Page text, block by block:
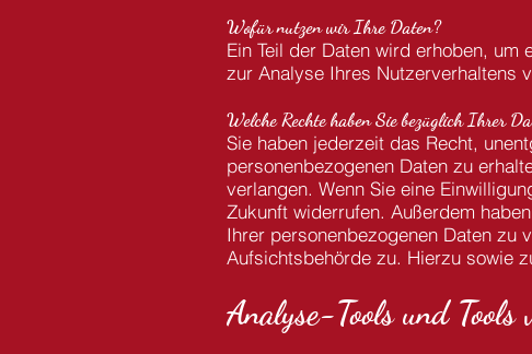
Wofür nutzen wir Ihre Daten?
Ein Teil der Daten wird erhoben,
zur Analyse Ihres Nutzerverhaltens
Welche Rechte haben Sie bezüglich Ihrer
Sie haben jederzeit das Recht,
personenbezogenen Daten zu
verlangen. Wenn Sie eine
Zukunft widerrufen. Außerdem
Ihrer personenbezogenen Daten zu
Aufsichtsbehörde zu. Hierzu sowie
Analyse-Tools und